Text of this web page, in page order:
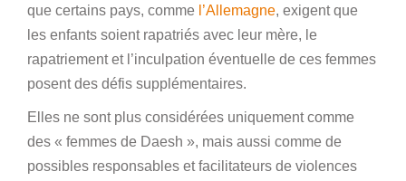
que certains pays, comme l’Allemagne, exigent que
les enfants soient rapatriés avec leur mère, le
rapatriement et l’inculpation éventuelle de ces femmes
posent des défis supplémentaires.
Elles ne sont plus considérées uniquement comme
des « femmes de Daesh », mais aussi comme de
possibles responsables et facilitateurs de violences